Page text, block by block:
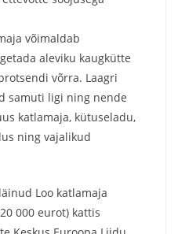
võimaldab
aleviku kaugkütte
võrra. Laagri
samuti ligi ning nende
katlamaja, kütuseladu,
ning vajalikud
Loo katlamaja
000 eurot) kattis